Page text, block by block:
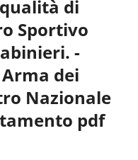
di
Sportivo
-
dei
Nazionale
pdf